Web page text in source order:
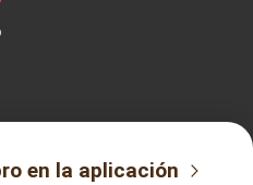
en la aplicación